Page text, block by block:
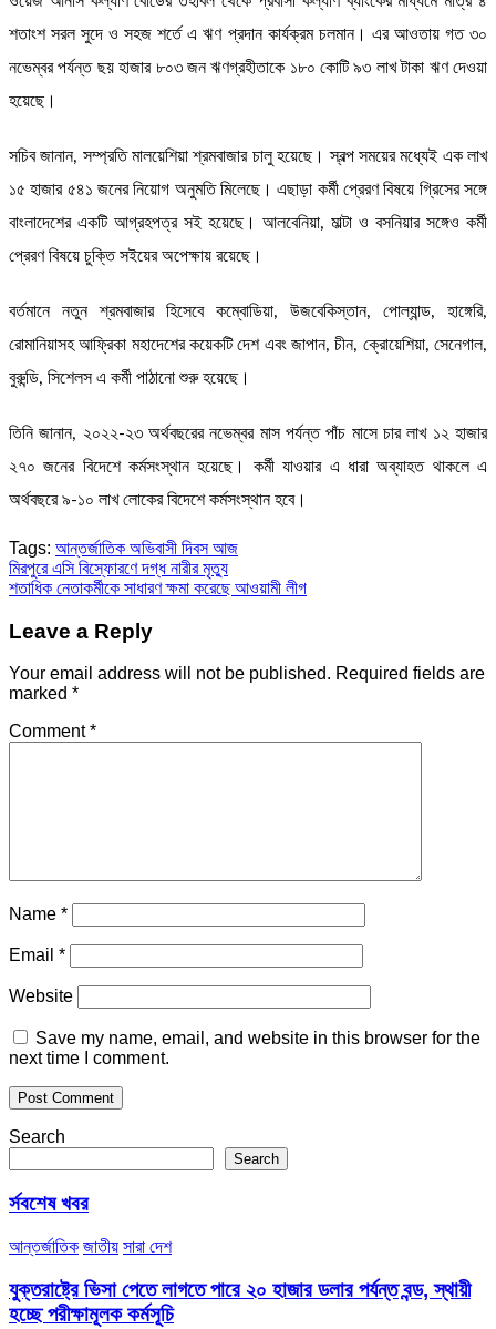
শতাংশ সরল সুদে ও সহজ শর্তে এ ঋণ প্রদান কার্যক্রম চলমান। এর আওতায় গত ৩০
নভেম্বর পর্যন্ত ছয় হাজার ৮০৩ জন ঋণগ্রহীতাকে ১৮০ কোটি ৯৩ লাখ টাকা ঋণ দেওয়া
হয়েছে।
সচিব জানান, সম্প্রতি মালয়েশিয়া শ্রমবাজার চালু হয়েছে। স্বল্প সময়ের মধ্যেই এক লাখ
১৫ হাজার ৫৪১ জনের নিয়োগ অনুমতি মিলেছে। এছাড়া কর্মী প্রেরণ বিষয়ে গ্রিসের সঙ্গে
বাংলাদেশের একটি আগ্রহপত্র সই হয়েছে। আলবেনিয়া, মাল্টা ও বসনিয়ার সঙ্গেও কর্মী
প্রেরণ বিষয়ে চুক্তি সইয়ের অপেক্ষায় রয়েছে।
বর্তমানে নতুন শ্রমবাজার হিসেবে কম্বোডিয়া, উজবেকিস্তান, পোল্যান্ড, হাঙ্গেরি,
রোমানিয়াসহ আফ্রিকা মহাদেশের কয়েকটি দেশ এবং জাপান, চীন, ক্রোয়েশিয়া, সেনেগাল,
বুরুন্ডি, সিশেলস এ কর্মী পাঠানো শুরু হয়েছে।
তিনি জানান, ২০২২-২৩ অর্থবছরের নভেম্বর মাস পর্যন্ত পাঁচ মাসে চার লাখ ১২ হাজার
২৭০ জনের বিদেশে কর্মসংস্থান হয়েছে। কর্মী যাওয়ার এ ধারা অব্যাহত থাকলে এ
অর্থবছরে ৯-১০ লাখ লোকের বিদেশে কর্মসংস্থান হবে।
Tags: আন্তর্জাতিক অভিবাসী দিবস আজ
Post
navigation
মিরপুরে এসি বিস্ফোরণে দগ্ধ নারীর মৃত্যু
শতাধিক নেতাকর্মীকে সাধারণ ক্ষমা করেছে আওয়ামী লীগ
Leave a Reply
Your email address will not be published. Required fields are
marked *
Comment*
Name *
Email *
Website
Save my name, email, and website in this browser for the
next time I comment.
Search
Search
র্সবশেষ খবর
আন্তর্জাতিক জাতীয় সারা দেশ
যুক্তরাষ্ট্রে ভিসা পেতে লাগতে পারে ২০ হাজার ডলার পর্যন্ত বন্ড, স্থায়ী
হচ্ছে পরীক্ষামূলক কর্মসূচি